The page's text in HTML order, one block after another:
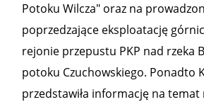
Potoku Wilcza" oraz na
poprzedzające eksploatację
rejonie przepustu PKP nad rzeka
potoku Czuchowskiego. Ponadto
przedstawiła informację na